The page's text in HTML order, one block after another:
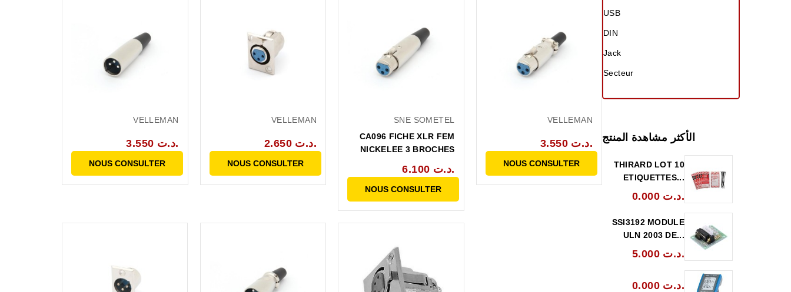
USB
DIN
Jack
Secteur
الأكثر مشاهدة المنتج
THIRARD LOT 10
ETIQUETTES...
0.000 د.ت.
SSI3192 MODULE
ULN 2003 DE...
5.000 د.ت.
0.000 د.ت.
VELLEMAN
3.550 د.ت.
NOUS CONSULTER
VELLEMAN
2.650 د.ت.
NOUS CONSULTER
SNE SOMETEL
CA096 FICHE XLR FEM
NICKELEE 3 BROCHES
6.100 د.ت.
NOUS CONSULTER
VELLEMAN
3.550 د.ت.
NOUS CONSULTER